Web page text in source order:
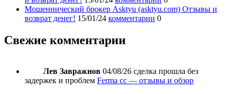
Мошеннический брокер Asktyu (asktyu.com) Отзывы и
возврат денег! 15/01/24 комментарии 0
Свежие комментарии
Лев Завражнов 04/08/26 сделка прошла без
задержек и проблем Ferma cc — отзывы и обзор